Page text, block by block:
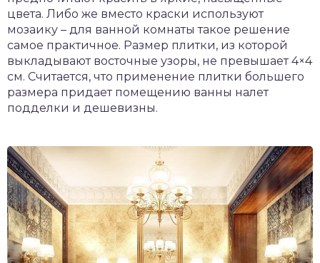
цвета. Либо же вместо краски используют
мозаику – для ванной комнаты такое решение
самое практичное. Размер плитки, из которой
выкладывают восточные узоры, не превышает 4×4
см. Считается, что применение плитки большего
размера придает помещению ванны налет
подделки и дешевизны.